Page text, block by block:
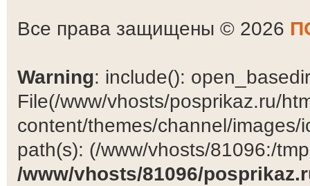
Все права защищены © 2026
Warning: include():
File(/www/vhosts/posprikaz.ru/
content/themes/channel/
path(s): (/www/vhosts/81096:/
/www/vhosts/81096/